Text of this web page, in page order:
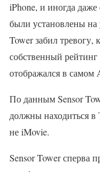
iPhone, и иногда
были установлены на
Tower забил тревогу,
собственный
отображался в самом
По данным Sensor
должны находиться
не iMovie.
Sensor Tower сперва